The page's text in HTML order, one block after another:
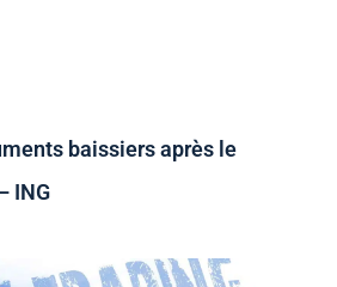
baissiers après le
ING